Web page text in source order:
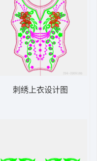
刺绣上衣设计图